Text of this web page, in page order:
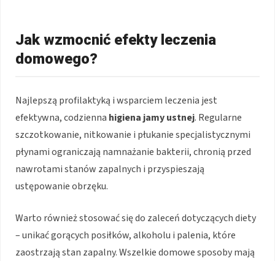
Jak wzmocnić efekty leczenia
domowego?
Najlepszą profilaktyką i wsparciem leczenia jest
efektywna, codzienna higiena jamy ustnej. Regularne
szczotkowanie, nitkowanie i płukanie specjalistycznymi
płynami ograniczają namnażanie bakterii, chronią przed
nawrotami stanów zapalnych i przyspieszają
ustępowanie obrzęku.
Warto również stosować się do zaleceń dotyczących diety
– unikać gorących posiłków, alkoholu i palenia, które
zaostrzają stan zapalny. Wszelkie domowe sposoby mają